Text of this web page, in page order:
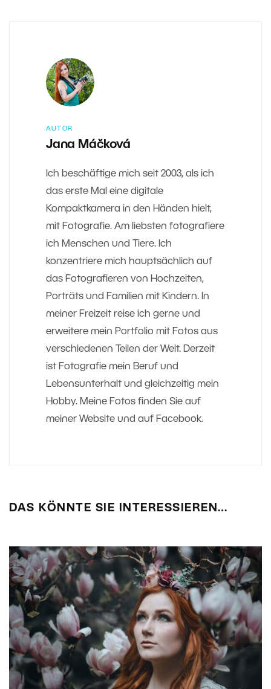
AUTOR
Jana Máčková
Ich beschäftige mich seit 2003, als ich
das erste Mal eine digitale
Kompaktkamera in den Händen hielt,
mit Fotografie. Am liebsten fotografiere
ich Menschen und Tiere. Ich
konzentriere mich hauptsächlich auf
das Fotografieren von Hochzeiten,
Porträts und Familien mit Kindern. In
meiner Freizeit reise ich gerne und
erweitere mein Portfolio mit Fotos aus
verschiedenen Teilen der Welt. Derzeit
ist Fotografie mein Beruf und
Lebensunterhalt und gleichzeitig mein
Hobby. Meine Fotos finden Sie auf
meiner Website und auf Facebook.
DAS KÖNNTE SIE INTERESSIEREN…